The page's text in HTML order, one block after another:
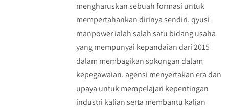
mengharuskan sebuah formasi untuk
mempertahankan dirinya sendiri. qyusi
manpower ialah salah satu bidang usaha
yang mempunyai kepandaian dari 2015
dalam membagikan sokongan dalam
kepegawaian. agensi menyertakan era dan
upaya untuk mempelajari kepentingan
industri kalian serta membantu kalian